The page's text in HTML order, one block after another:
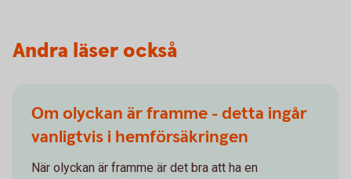
Andra läser också
Om olyckan är framme - detta ingår
vanligtvis i hemförsäkringen
När olyckan är framme är det bra att ha en